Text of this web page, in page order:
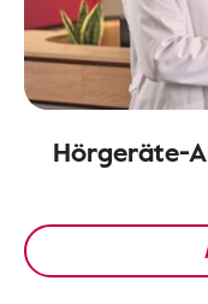
Hörgeräte-